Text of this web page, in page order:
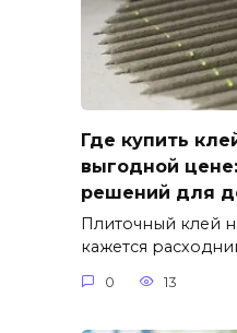
Где купить
выгодной
решений для
Плиточный клей
кажется
0 13